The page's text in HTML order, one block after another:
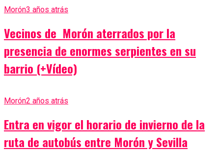
Morón3 años atrás
Vecinos de Morón aterrados por la
presencia de enormes serpientes en su
barrio (+Vídeo)
Morón2 años atrás
Entra en vigor el horario de invierno de la
ruta de autobús entre Morón y Sevilla